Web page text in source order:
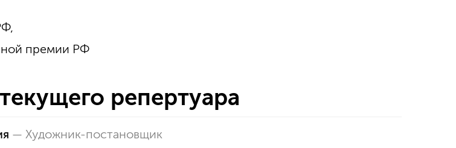
премии РФ
репертуара
— Художник-постановщик